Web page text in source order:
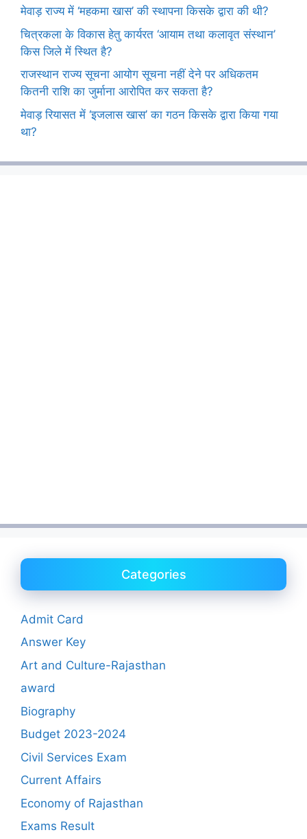
मेवाड़ राज्य में ‘महकमा खास’ की स्थापना किसके द्वारा की थी?
चित्रकला के विकास हेतु कार्यरत ‘आयाम तथा कलावृत संस्थान’
किस जिले में स्थित है?
राजस्थान राज्य सूचना आयोग सूचना नहीं देने पर अधिकतम
कितनी राशि का जुर्माना आरोपित कर सकता है?
मेवाड़ रियासत में ‘इजलास खास’ का गठन किसके द्वारा किया गया
था?
Categories
Admit Card
Answer Key
Art and Culture-Rajasthan
award
Biography
Budget 2023-2024
Civil Services Exam
Current Affairs
Economy of Rajasthan
Exams Result